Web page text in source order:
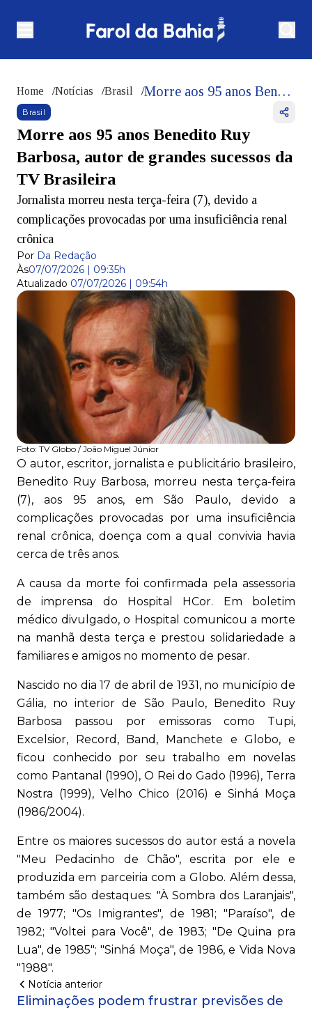
Home /Notícias /Brasil / Morre aos 95 anos Benedito Ruy Barbosa, autor de grandes sucessos da TV Brasileira
Brasil
Morre aos 95 anos Benedito Ruy
Barbosa, autor de grandes sucessos da
TV Brasileira
Jornalista morreu nesta terça-feira (7), devido a
complicações provocadas por uma insuficiência renal
crônica
Por Da Redação
Às07/07/2026 | 09:35h
Atualizado 07/07/2026 | 09:54h
Foto: TV Globo / João Miguel Júnior
O autor, escritor, jornalista e publicitário brasileiro,
Benedito Ruy Barbosa, morreu nesta terça-feira
(7), aos 95 anos, em São Paulo, devido a
complicações provocadas por uma insuficiência
renal crônica, doença com a qual convivia havia
cerca de três anos.
A causa da morte foi confirmada pela assessoria
de imprensa do Hospital HCor. Em boletim
médico divulgado, o Hospital comunicou a morte
na manhã desta terça e prestou solidariedade a
familiares e amigos no momento de pesar.
Nascido no dia 17 de abril de 1931, no município de
Gália, no interior de São Paulo, Benedito Ruy
Barbosa passou por emissoras como Tupi,
Excelsior, Record, Band, Manchete e Globo, e
ficou conhecido por seu trabalho em novelas
como Pantanal (1990), O Rei do Gado (1996), Terra
Nostra (1999), Velho Chico (2016) e Sinhá Moça
(1986/2004).
Entre os maiores sucessos do autor está a novela
"Meu Pedacinho de Chão", escrita por ele e
produzida em parceiria com a Globo. Além dessa,
também são destaques: "À Sombra dos Laranjais",
de 1977; "Os Imigrantes", de 1981; "Paraíso", de
1982; "Voltei para Você", de 1983; "De Quina pra
Lua", de 1985"; "Sinhá Moça", de 1986, e Vida Nova
"1988".
Notícia anterior
Eliminações podem frustrar previsões de